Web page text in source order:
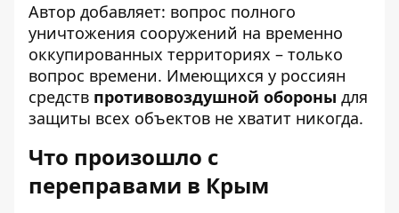
Автор добавляет: вопрос полного
уничтожения сооружений на временно
оккупированных территориях – только
вопрос времени. Имеющихся у россиян
средств противовоздушной обороны для
защиты всех объектов не хватит никогда.
Что произошло с
переправами в Крым